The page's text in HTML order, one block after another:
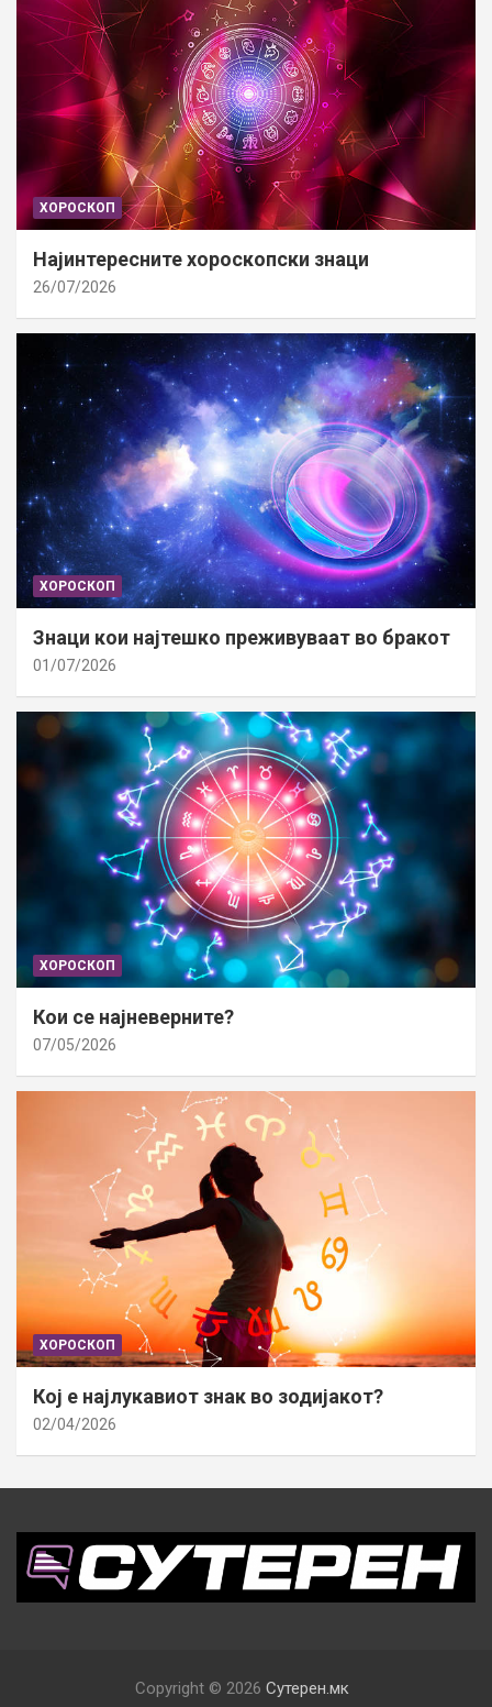
ХОРОСКОП
Најинтересните хороскопски знаци
26/07/2026
ХОРОСКОП
Знаци кои најтешко преживуваат во бракот
01/07/2026
ХОРОСКОП
Кои се најневерните?
07/05/2026
ХОРОСКОП
Кој е најлукавиот знак во зодијакот?
02/04/2026
Copyright © 2026 Сутерен.мк